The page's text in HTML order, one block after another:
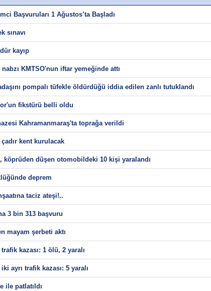
Başvuruları 1 Ağustos’ta Başladı
sınavı
kayıp
nabzı KMTSO'nun iftar yemeğinde attı
pompalı tüfekle öldürdüğü iddia edilen zanlı tutuklandı
fikstürü belli oldu
Kahramanmaraş'ta toprağa verildi
kent kurulacak
köprüden düşen otomobildeki 10 kişi yaralandı
deprem
taciz ateşi!..
3 bin 313 başvuru
mayam şerbeti aktı
kazası: 1 ölü, 2 yaralı
ayrı trafik kazası: 5 yaralı
ile patlatıldı